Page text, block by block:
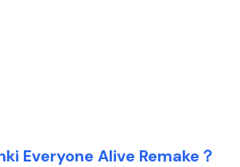
Everyone Alive Remake？